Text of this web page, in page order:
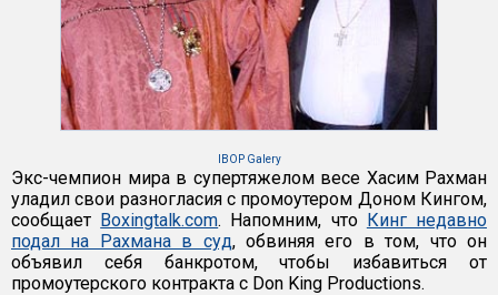
IBOP Galery
Экс-чемпион мира в супертяжелом весе Хасим Рахман
уладил свои разногласия с промоутером Доном Кингом,
сообщает Boxingtalk.com. Напомним, что Кинг недавно
подал на Рахмана в суд, обвиняя его в том, что он
объявил себя банкротом, чтобы избавиться от
промоутерского контракта с Don King Productions.